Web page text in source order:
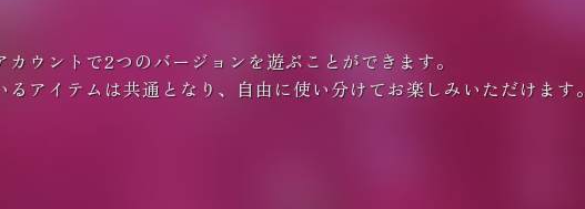
カウントで2つのバージョンを遊ぶことができます。
アイテムは共通となり、自由に使い分けてお楽しみいただけます。